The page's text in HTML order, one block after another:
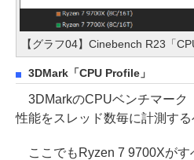
【グラフ04】Cinebench R23「
3DMark「CPU Profile」
3DMarkのCPUベンチマーク
性能をスレッド数毎に計測する
ここでもRyzen 7 9700Xがす